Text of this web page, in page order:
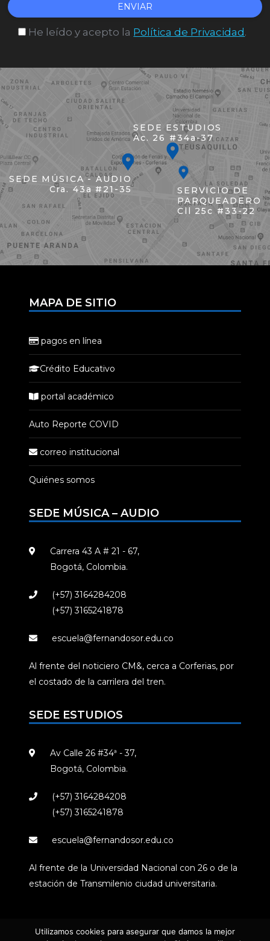
He leído y acepto la Política de Privacidad.
SEDE MÚSICA - AUDIO
Cra. 43a #21-35
SEDE ESTUDIOS
Ac. 26 #34a-37
SERVICIO DE
PARQUEADERO
Cll 25c #33-22
MAPA DE SITIO
pagos en línea
Crédito Educativo
portal académico
Auto Reporte COVID
correo institucional
Quiénes somos
SEDE MÚSICA – AUDIO
Carrera 43 A # 21 - 67,
Bogotá, Colombia.
(+57) 3164284208
(+57) 3165241878
escuela@fernandosor.edu.co
Al frente del noticiero CM&, cerca a Corferias, por
el costado de la carrilera del tren.
SEDE ESTUDIOS
Av Calle 26 #34ª - 37,
Bogotá, Colombia.
(+57) 3164284208
(+57) 3165241878
escuela@fernandosor.edu.co
Al frente de la Universidad Nacional con 26 o de la
estación de Transmilenio ciudad universitaria.
Utilizamos cookies para asegurar que damos la mejor